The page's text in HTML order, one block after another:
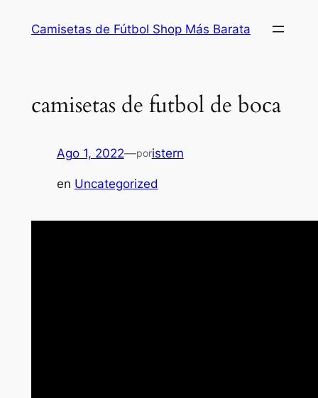
Camisetas de Fútbol Shop Más Barata
camisetas de futbol de boca
Ago 1, 2022—poristern
en Uncategorized